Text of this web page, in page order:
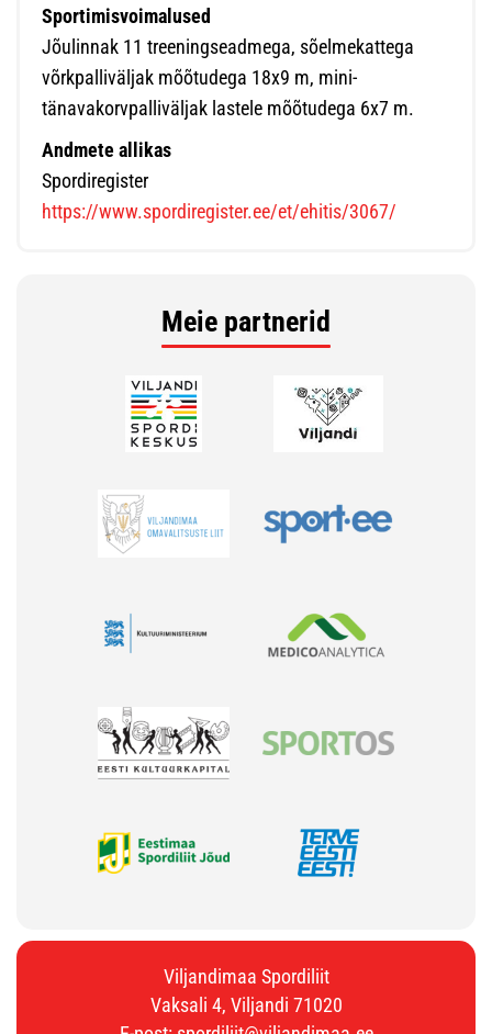
Sportimisvoimalused
Jõulinnak 11 treeningseadmega, sõelmekattega
võrkpalliväljak mõõtudega 18x9 m, mini-
tänavakorvpalliväljak lastele mõõtudega 6x7 m.
Andmete allikas
Spordiregister
https://www.spordiregister.ee/et/ehitis/3067/
Meie partnerid
Viljandimaa Spordiliit
Vaksali 4, Viljandi 71020